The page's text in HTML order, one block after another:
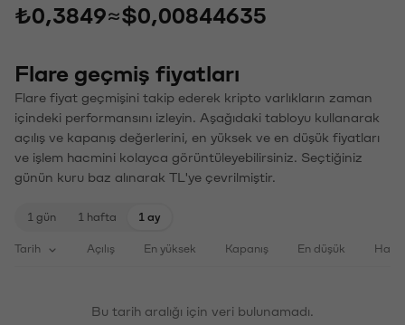
₺0,3849≈$0,00844635
Flare geçmiş fiyatları
Flare fiyat geçmişini takip ederek kripto varlıkların zaman
içindeki performansını izleyin. Aşağıdaki tabloyu kullanarak
açılış ve kapanış değerlerini, en yüksek ve en düşük fiyatları
ve işlem hacmini kolayca görüntüleyebilirsiniz. Seçtiğiniz
günün kuru baz alınarak TL'ye çevrilmiştir.
1 gün 1 hafta 1 ay
Tarih Açılış En yüksek Kapanış En düşük
Bu tarih aralığı için veri bulunamadı.